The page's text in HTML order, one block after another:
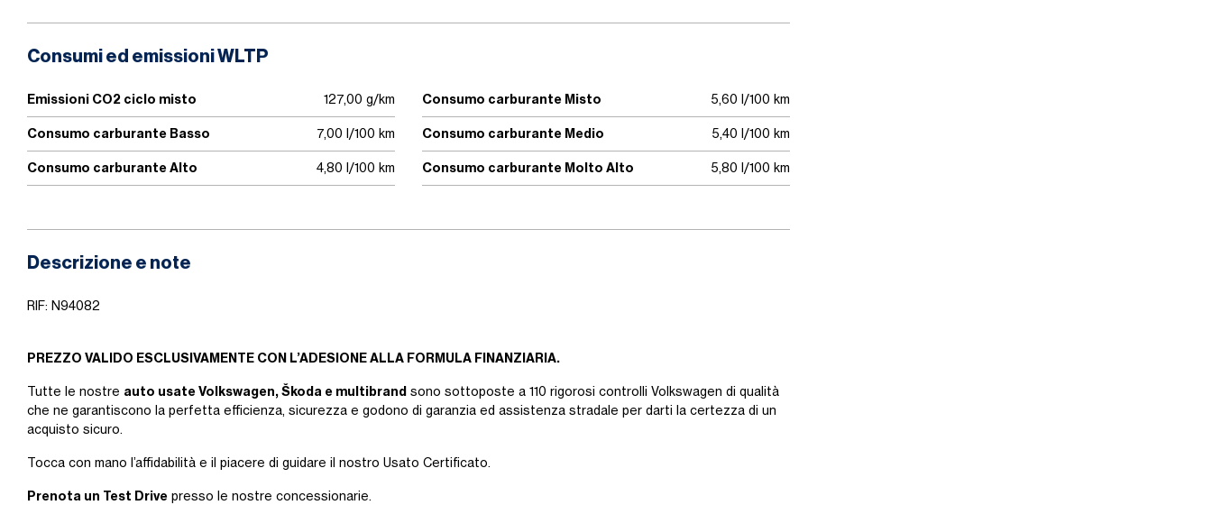
Consumi ed emissioni WLTP
Emissioni CO2 ciclo misto 127,00 g/km Consumo carburante Misto 5,60 l/100 km
Consumo carburante Basso 7,00 l/100 km Consumo carburante Medio 5,40 l/100 km
Consumo carburante Alto 4,80 l/100 km Consumo carburante Molto Alto 5,80 l/100 km
Descrizione e note
RIF: N94082
PREZZO VALIDO ESCLUSIVAMENTE CON L’ADESIONE ALLA FORMULA FINANZIARIA.
Tutte le nostre auto usate Volkswagen, Škoda e multibrand sono sottoposte a 110 rigorosi controlli Volkswagen di qualità
che ne garantiscono la perfetta efficienza, sicurezza e godono di garanzia ed assistenza stradale per darti la certezza di un
acquisto sicuro.
Tocca con mano l’affidabilità e il piacere di guidare il nostro Usato Certificato.
Prenota un Test Drive presso le nostre concessionarie.